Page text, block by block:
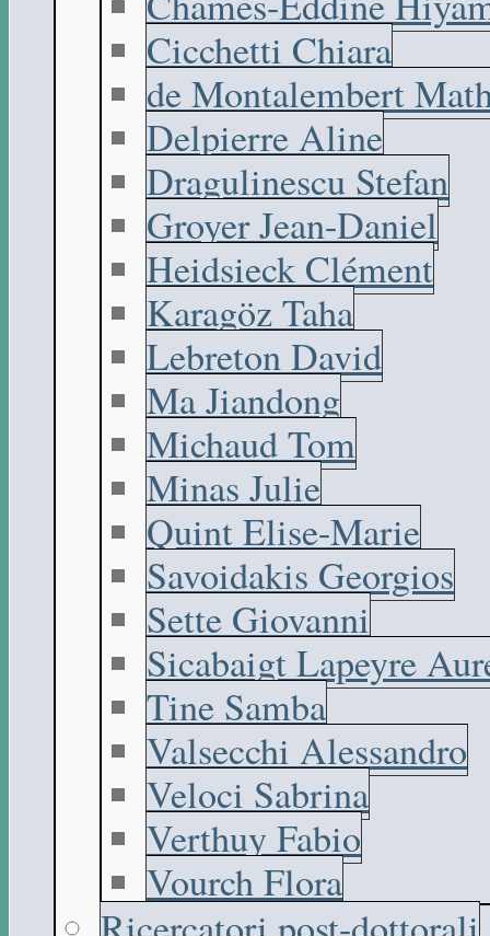
Cicchetti Chiara
de Montalembert
Delpierre Aline
Dragulinescu Stefan
Groyer Jean-Daniel
Heidsieck Clément
Karagöz Taha
Lebreton David
Ma Jiandong
Michaud Tom
Minas Julie
Quint Elise-Marie
Savoidakis Georgios
Sette Giovanni
Sicabaigt Lapeyre
Tine Samba
Valsecchi Alessandro
Veloci Sabrina
Verthuy Fabio
Vourch Flora